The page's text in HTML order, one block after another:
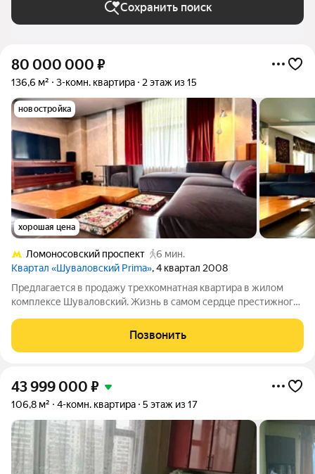
Сохранить поиск
80 000 000 ₽
136,6 м² 3-комн. квартира 2 этаж из 15
новостройка
хорошая цена
Ломоносовский проспект
6 мин.
Квартал «Шуваловский Prima», 4 квартал 2008
Предлагается в продажу трехкомнатная квартира в жилом
комплексе Шуваловский. Жизнь в самом сердце престижного
уюта и зеленью. Раменки - одно из самых экологически чистых
и статусных округов
Позвонить
43 999 000 ₽
106,8 м² 4-комн. квартира 5 этаж из 17